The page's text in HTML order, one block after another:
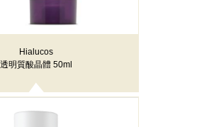
Hialucos
透明質酸晶體 50ml